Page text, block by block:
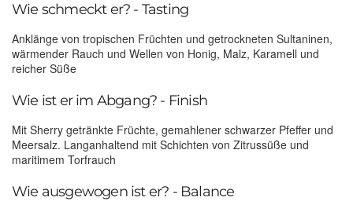
Wie schmeckt er? - Tasting
Anklänge von tropischen Früchten und getrockneten Sultaninen,
wärmender Rauch und Wellen von Honig, Malz, Karamell und
reicher Süße
Wie ist er im Abgang? - Finish
Mit Sherry getränkte Früchte, gemahlener schwarzer Pfeffer und
Meersalz. Langanhaltend mit Schichten von Zitrussüße und
maritimem Torfrauch
Wie ausgewogen ist er? - Balance